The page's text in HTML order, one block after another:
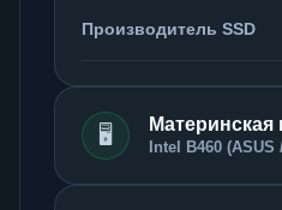
Производитель SSD
🖥️ Материнская
Intel B460